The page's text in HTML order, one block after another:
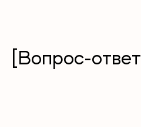
[Вопрос-ответ]